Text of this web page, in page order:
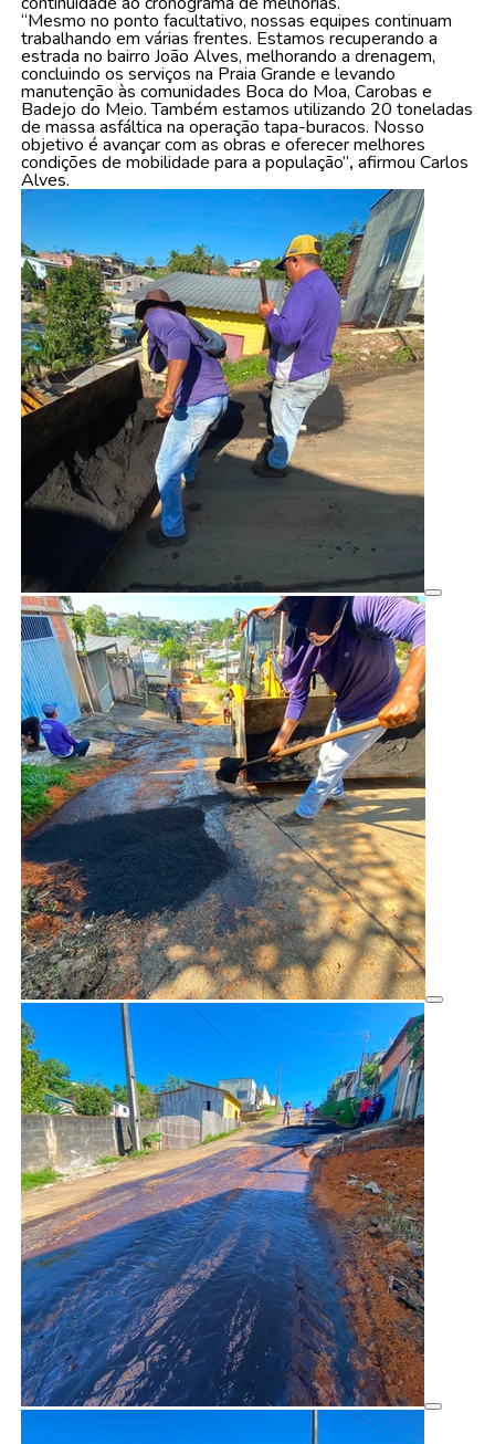
“Mesmo no ponto facultativo, nossas equipes continuam
trabalhando em várias frentes. Estamos recuperando a
estrada no bairro João Alves, melhorando a drenagem,
concluindo os serviços na Praia Grande e levando
manutenção às comunidades Boca do Moa, Carobas e
Badejo do Meio. Também estamos utilizando 20 toneladas
de massa asfáltica na operação tapa-buracos. Nosso
objetivo é avançar com as obras e oferecer melhores
condições de mobilidade para a população”, afirmou Carlos
Alves.